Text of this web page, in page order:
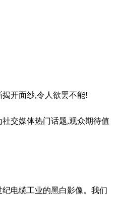
开面纱,令人欲罢不能!
交媒体热门话题,观众期待值
电缆工业的黑白影像。我们